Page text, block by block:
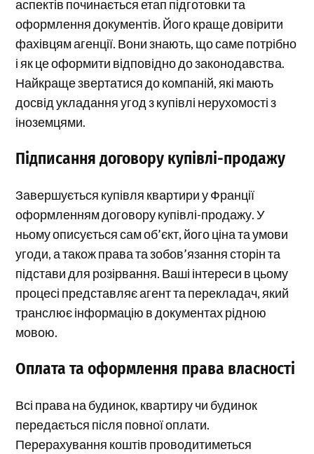
аспектів починається етап підготовки та
оформлення документів. Його краще довірити
фахівцям агенції. Вони знають, що саме потрібно
і як це оформити відповідно до законодавства.
Найкраще звертатися до компаній, які мають
досвід укладання угод з купівлі нерухомості з
іноземцями.
Підписання договору купівлі-продажу
Завершується купівля квартири у Франції
оформленням договору купівлі-продажу. У
ньому описується сам об’єкт, його ціна та умови
угоди, а також права та зобов’язання сторін та
підстави для розірвання. Ваші інтереси в цьому
процесі представляє агент та перекладач, який
транслює інформацію в документах рідною
мовою.
Оплата та оформлення права власності
Всі права на будинок, квартиру чи будинок
передається після повної оплати.
Перерахування коштів проводитиметься